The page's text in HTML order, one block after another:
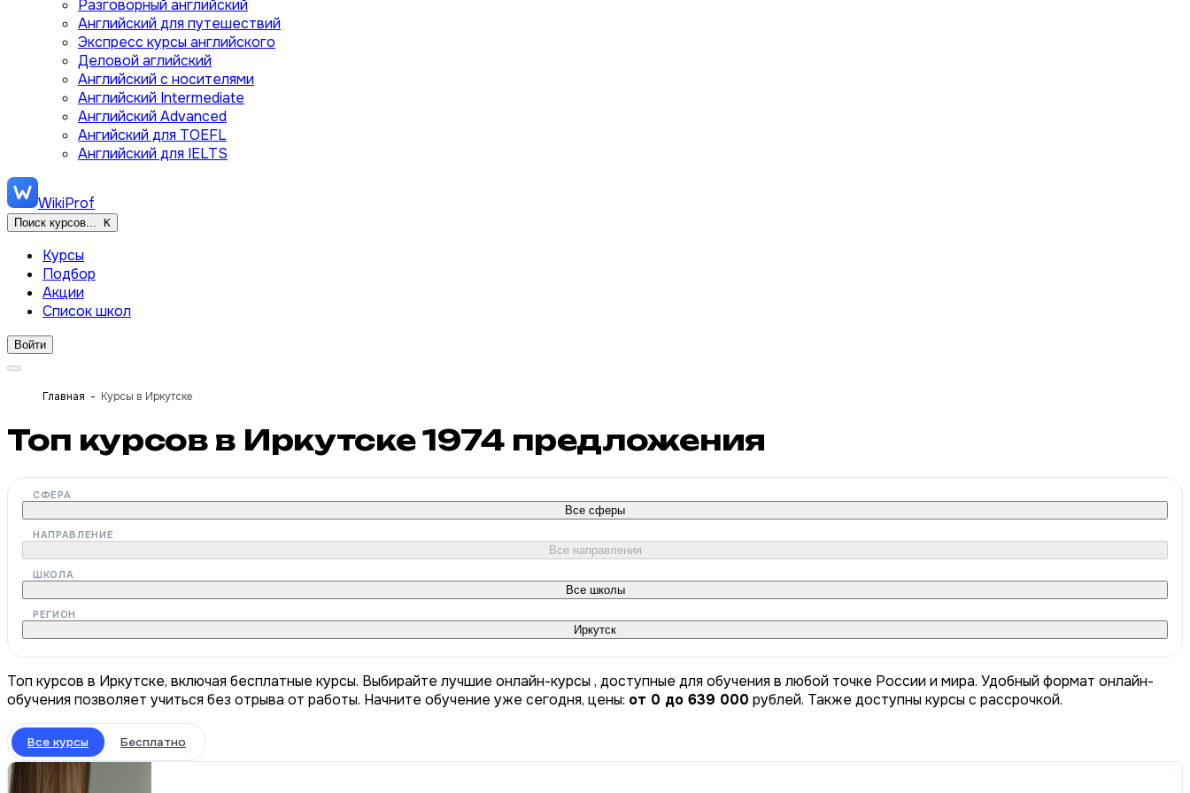
Разговорный английский
Английский для путешествий
Экспресс курсы английского
Деловой аглийский
Английский с носителями
Английский Intermediate
Английский Advanced
Ангийский для TOEFL
Английский для IELTS
WikiProf
Поиск курсов... K
Курсы
Подбор
Акции
Список школ
Войти
Главная Курсы в Иркутске
Топ курсов в Иркутске1974 предложения
СФЕРА
Все сферы
НАПРАВЛЕНИЕ
Все направления
ШКОЛА
Все школы
РЕГИОН
Иркутск
Топ курсов в Иркутске, включая бесплатные курсы. Выбирайте лучшие онлайн-курсы , доступные для обучения в любой точке России и мира. Удобный формат онлайн-
обучения позволяет учиться без отрыва от работы. Начните обучение уже сегодня, цены: от 0 до 639 000 рублей. Также доступны курсы с рассрочкой.
Все курсы Бесплатно